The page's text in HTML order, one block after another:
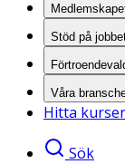
Stöd på
Våra
Hitta kurser
Sök